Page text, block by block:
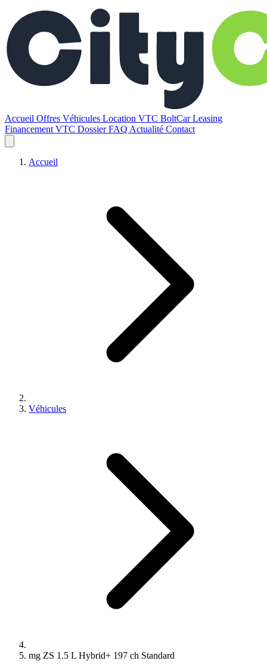
Accueil Offres Véhicules Location VTC BoltCarLeasing
Financement VTC DossierFAQ Actualité Contact
Accueil
Véhicules
mg ZS 1.5 L Hybrid+ 197 ch Standard